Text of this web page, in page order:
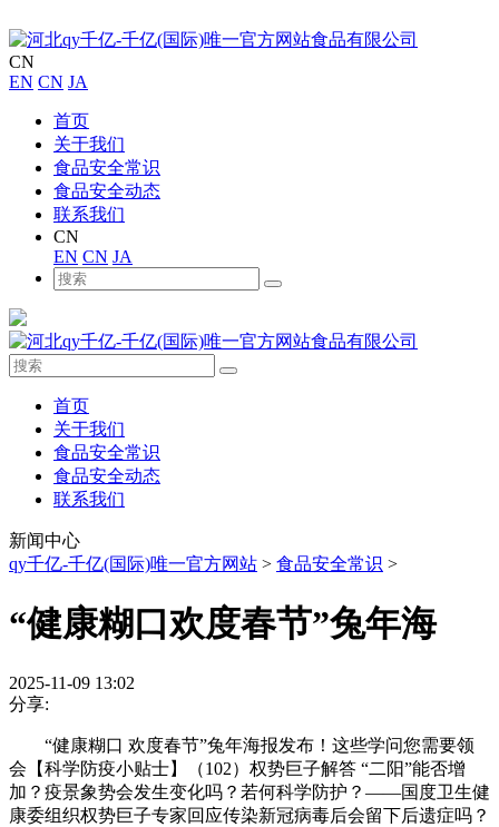
CN
EN CN JA
首页
关于我们
食品安全常识
食品安全动态
联系我们
CN
EN CN JA
首页
关于我们
食品安全常识
食品安全动态
联系我们
新闻中心
qy千亿-千亿(国际)唯一官方网站 > 食品安全常识 >
“健康糊口欢度春节”兔年海
2025-11-09 13:02
分享:
“健康糊口 欢度春节”兔年海报发布！这些学问您需要领
会【科学防疫小贴士】（102）权势巨子解答 “二阳”能否增
加？疫景象势会发生变化吗？若何科学防护？——国度卫生健
康委组织权势巨子专家回应传染新冠病毒后会留下后遗症吗？